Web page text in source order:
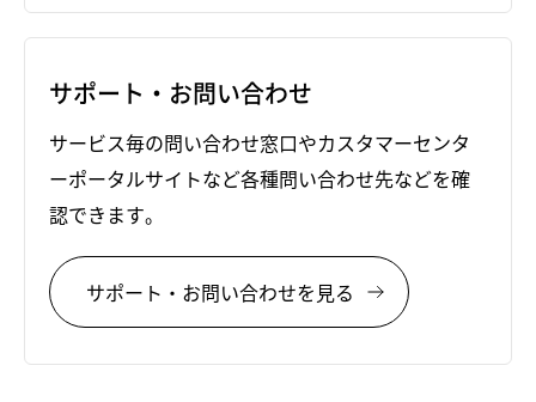
サポート・お問い合わせ
サービス毎の問い合わせ窓口やカスタマーセンタ
ーポータルサイトなど各種問い合わせ先などを確
認できます。
サポート・お問い合わせを見る